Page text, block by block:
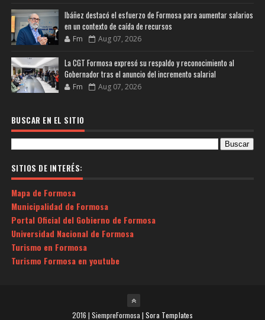
Ibáñez destacó el esfuerzo de Formosa para aumentar salarios
en un contexto de caída de recursos
Fm Aug 07, 2026
La CGT Formosa expresó su respaldo y reconocimiento al
Gobernador tras el anuncio del incremento salarial
Fm Aug 07, 2026
BUSCAR EN EL SITIO
SITIOS DE INTERÉS:
Mapa de Formosa
Municipalidad de Formosa
Portal Oficial del Gobierno de Formosa
Universidad Nacional de Formosa
Turismo en Formosa
Turismo Formosa en youtube
2016 | SiempreFormosa | Sora Templates